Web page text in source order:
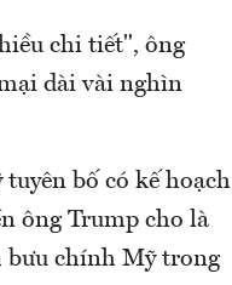
chi tiết", ông
dài vài nghìn
bố có kế hoạch
ông Trump cho là
bưu chính Mỹ trong